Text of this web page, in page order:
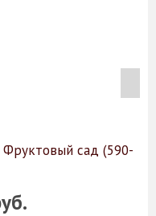
Фруктовый сад (590-